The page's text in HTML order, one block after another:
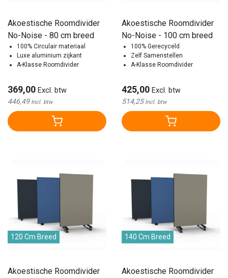
Akoestische Roomdivider
No-Noise - 80 cm breed
100% Circulair materiaal
Luxe aluminium zijkant
A-Klasse Roomdivider
369,00 Excl. btw
446,49 Incl. btw
Akoestische Roomdivider
No-Noise - 100 cm breed
100% Gerecyceld
Zelf Samenstellen
A-Klasse Roomdivider
425,00 Excl. btw
514,25Incl. btw
120 Cm Breed
Akoestische Roomdivider
140 Cm Breed
Akoestische Roomdivider